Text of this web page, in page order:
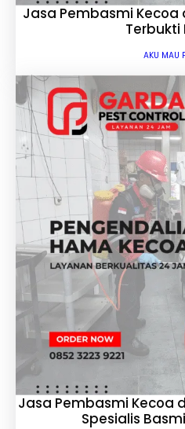
Jasa Pembasmi Kecoa
Terbukti
AKU MAU
Jasa Pembasmi Kecoa
Spesialis